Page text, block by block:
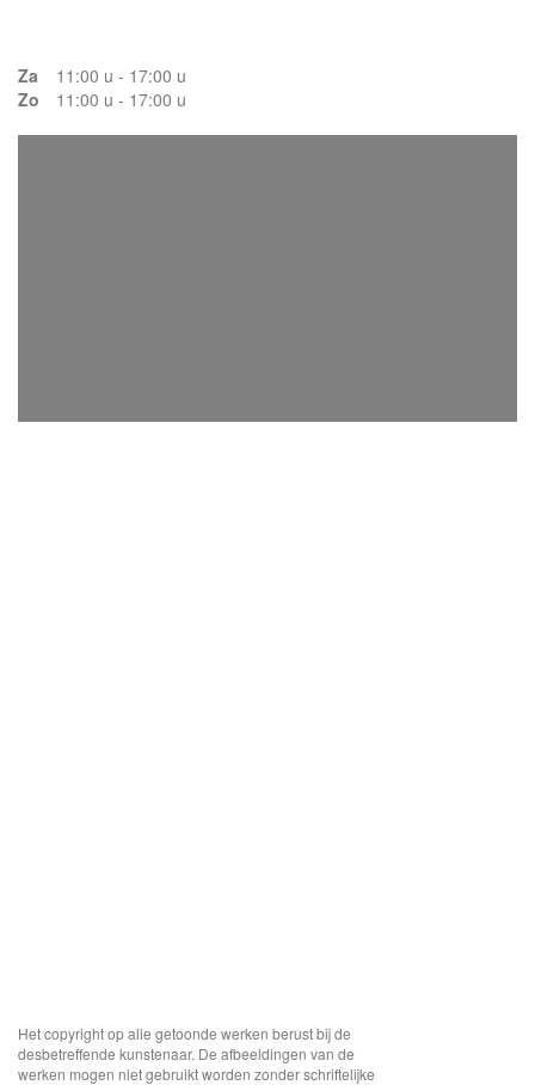
Za
11:00 u - 17:00 u
Zo
11:00 u - 17:00 u
Het copyright op alle getoonde werken berust bij de
desbetreffende kunstenaar. De afbeeldingen van de
werken mogen niet gebruikt worden zonder schriftelijke